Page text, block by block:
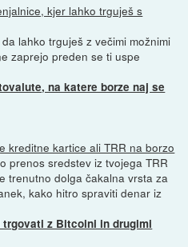
kjer lahko trguješ s
lahko trguješ z večimi možnimi
zaprejo preden se ti uspe
na katere borze naj se
kreditne kartice ali TRR na borzo
prenos sredstev iz tvojega TRR
trenutno dolga čakalna vrsta za
kako hitro spraviti denar iz
trgovati z Bitcoini in drugimi